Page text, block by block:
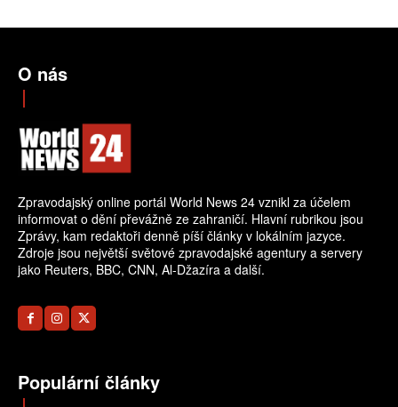
O nás
Zpravodajský online portál World News 24 vznikl za účelem
informovat o dění převážně ze zahraničí. Hlavní rubrikou jsou
Zprávy, kam redaktoři denně píší články v lokálním jazyce.
Zdroje jsou největší světové zpravodajské agentury a servery
jako Reuters, BBC, CNN, Al-Džazíra a další.
Populární články